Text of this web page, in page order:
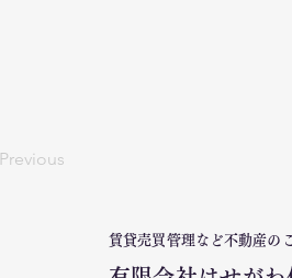
Previous
賃貸売買管理など不動産の